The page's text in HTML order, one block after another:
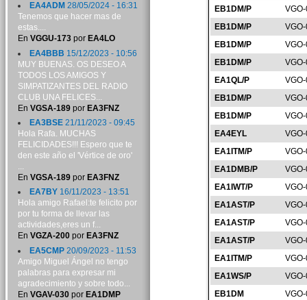
EB1DM/P
EB1DM/P
EB1DM/P
EB1DM/P
EA1QL/P
EB1DM/P
EB1DM/P
EA4EYL
EA1ITM/P
EA1DMB/P
EA1IWT/P
EA1AST/P
EA1AST/P
EA1AST/P
EA1ITM/P
EA1WS/P
EB1DM
EA4ADM 28/05/2024 - 16:31
Tenemos que hacer mas de
estas....
En VGGU-173por EA4LO
EA4BBB 15/12/2023 - 10:56
MUY BUENAS. OS DESEO A
TODOS LOS AMIGOS Y
SIMPATIZANTES DEL RADIO
CLUB UNA FELICES...
En VGSA-189por EA3FNZ
EA3BSE21/11/2023 - 09:45
Hola Rafa. MUCHAS
FELICIDADES!!! Espero que te
den este año el 'Vértice de oro'
...
En VGSA-189por EA3FNZ
EA7BY16/11/2023 - 13:51
Hola amigo Rafael:te felicito por
por tu forma de llevar las
actividades,eres un f...
En VGZA-200por EA3FNZ
EA5CMP20/09/2023 - 11:53
Amigo Miguel Ángel no tengo
palabras para expresar mi
agradecimiento y sobre todo...
En VGAV-030por EA1DMP